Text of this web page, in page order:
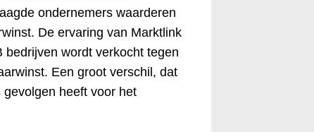
ondernemers waarderen
De ervaring van Marktlink
wordt verkocht tegen
Een groot verschil, dat
heeft voor het